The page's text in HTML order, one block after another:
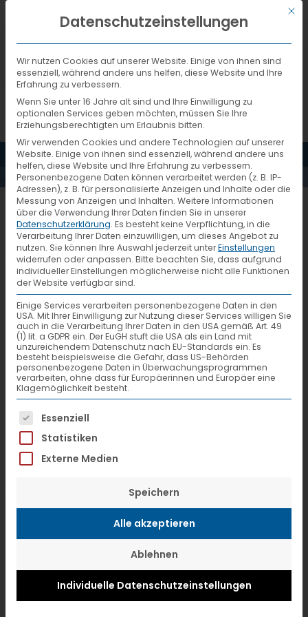
DEUTSCH
MENÜ
PRESSESPIEGEL
6. Dezember 2017
Drei Kooperationen
– ein Netz
DVZ
Stückguttrio ILN, S.T.a.R. und VTL gründet
Mit
Datenschutzeinstellungen
Wir nutzen Cookies auf unserer Website. Einige von ihnen sind
essenziell, während andere uns helfen, diese Website und Ihre
Erfahrung zu verbessern.
Wenn Sie unter 16 Jahre alt sind und Ihre Einwilligung zu
optionalen Services geben möchten, müssen Sie Ihre
Erziehungsberechtigten um Erlaubnis bitten.
Wir verwenden Cookies und andere Technologien auf unserer
Website. Einige von ihnen sind essenziell, während andere uns
helfen, diese Website und Ihre Erfahrung zu verbessern.
Personenbezogene Daten können verarbeitet werden (z. B. IP-
Adressen), z. B. für personalisierte Anzeigen und Inhalte oder die
Messung von Anzeigen und Inhalten. Weitere Informationen
über die Verwendung Ihrer Daten finden Sie in unserer
Datenschutzerklärung. Es besteht keine Verpflichtung, in die
Verarbeitung Ihrer Daten einzuwilligen, um dieses Angebot zu
nutzen. Sie können Ihre Auswahl jederzeit unterEinstellungen
widerrufen oder anpassen. Bitte beachten Sie, dass aufgrund
individueller Einstellungen möglicherweise nicht alle Funktionen
der Website verfügbar sind.
Einige Services verarbeiten personenbezogene Daten in den
USA. Mit Ihrer Einwilligung zur Nutzung dieser Services willigen Sie
auch in die Verarbeitung Ihrer Daten in den USA gemäß Art. 49
(1) lit. a GDPR ein. Der EuGH stuft die USA als ein Land mit
unzureichendem Datenschutz nach EU-Standards ein. Es
besteht beispielsweise die Gefahr, dass US-Behörden
personenbezogene Daten in Überwachungsprogrammen
verarbeiten, ohne dass für Europäerinnen und Europäer eine
Klagemöglichkeit besteht.
Es folgt eine Liste der Service-Gruppen,
Essenziell
Statistiken
Externe Medien
Speichern
Alle akzeptieren
Ablehnen
Individuelle Datenschutzeinstellungen